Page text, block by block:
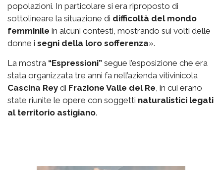
popolazioni. In particolare si era riproposto di
sottolineare la situazione di difficoltà del mondo
femminile in alcuni contesti, mostrando sui volti delle
donne i segni della loro sofferenza».
La mostra “Espressioni” segue l’esposizione che era
stata organizzata tre anni fa nell’azienda vitivinicola
Cascina Rey di Frazione Valle del Re , in cui erano
state riunite le opere con soggetti naturalistici legati
al territorio astigiano.